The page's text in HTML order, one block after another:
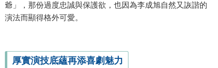
爺」，那份過度忠誠與保護欲，也因為李成旭自然又詼諧的
演法而顯得格外可愛。
厚實演技底蘊再添喜劇魅力